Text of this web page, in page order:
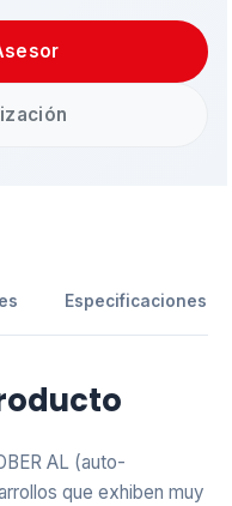
Especificaciones
AL (auto-
que exhiben muy